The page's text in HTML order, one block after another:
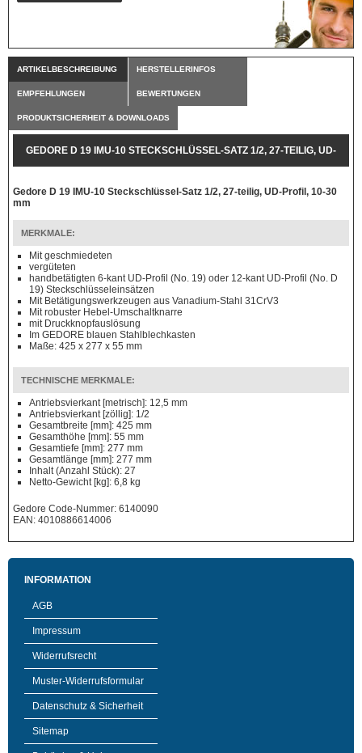
ARTIKELBESCHREIBUNG HERSTELLERINFOS
EMPFEHLUNGEN BEWERTUNGEN
PRODUKTSICHERHEIT & DOWNLOADS
GEDORE D 19 IMU-10 STECKSCHLÜSSEL-SATZ 1/2, 27-TEILIG, UD-
Gedore D 19 IMU-10 Steckschlüssel-Satz 1/2, 27-teilig, UD-Profil, 10-30
mm
MERKMALE:
Mit geschmiedeten
vergüteten
handbetätigten 6-kant UD-Profil (No. 19) oder 12-kant UD-Profil (No. D
19) Steckschlüsseleinsätzen
Mit Betätigungswerkzeugen aus Vanadium-Stahl 31CrV3
Mit robuster Hebel-Umschaltknarre
mit Druckknopfauslösung
Im GEDORE blauen Stahlblechkasten
Maße: 425 x 277 x 55 mm
TECHNISCHE MERKMALE:
Antriebsvierkant [metrisch]: 12,5 mm
Antriebsvierkant [zöllig]: 1/2
Gesamtbreite [mm]: 425 mm
Gesamthöhe [mm]: 55 mm
Gesamtiefe [mm]: 277 mm
Gesamtlänge [mm]: 277 mm
Inhalt (Anzahl Stück): 27
Netto-Gewicht [kg]: 6,8 kg
Gedore Code-Nummer: 6140090
EAN: 4010886614006
INFORMATION
AGB
Impressum
Widerrufsrecht
Muster-Widerrufsformular
Datenschutz & Sicherheit
Sitemap